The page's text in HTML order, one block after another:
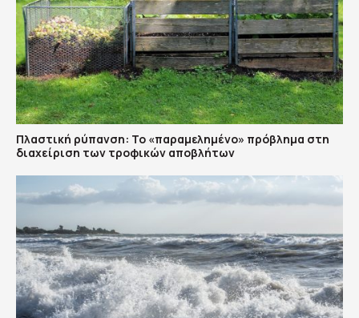
Πλαστική ρύπανση: Το «παραμελημένο» πρόβλημα στη
διαχείριση των τροφικών αποβλήτων